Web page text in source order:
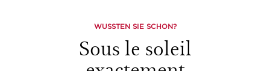
WUSSTEN SIE SCHON?
Sous le soleil